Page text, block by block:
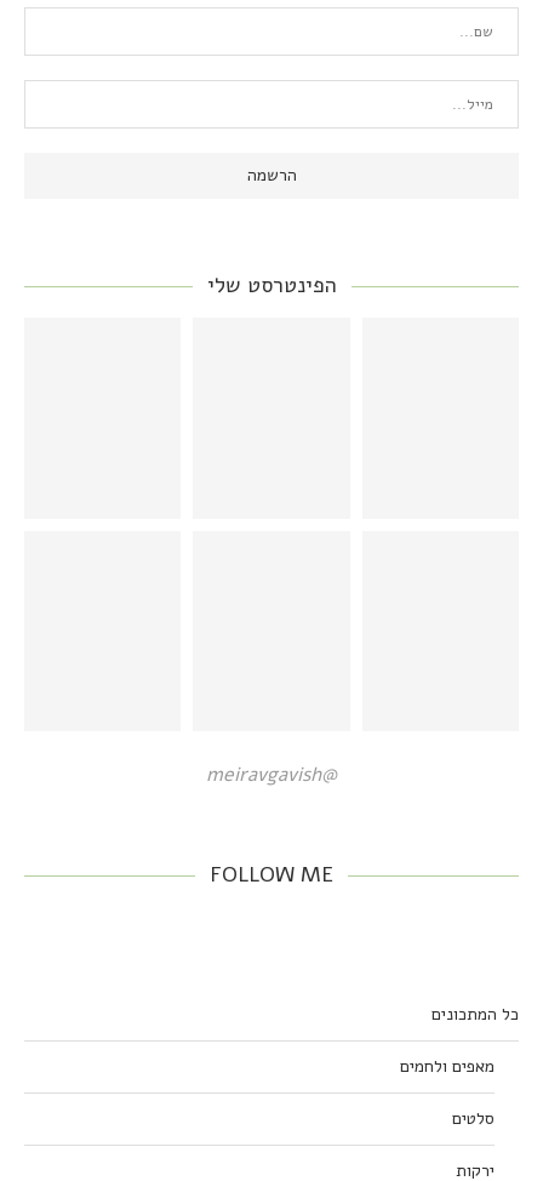
הפינטרסט שלי
@meiravgavish
FOLLOW ME
כל המתכונים
מאפים ולחמים
סלטים
ירקות